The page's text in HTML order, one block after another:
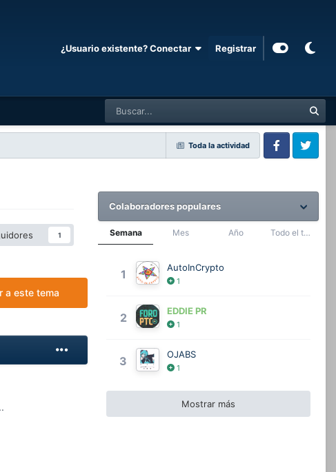
¿Usuario existente? Conectar Registrar
Toda la actividad
FacebookTwitter
1
a este tema
Colaboradores populares
Semana Mes Año Todo el tiempo
1 AutoInCrypto
1
2 EDDIE PR
1
3 OJABS
1
Mostrar más